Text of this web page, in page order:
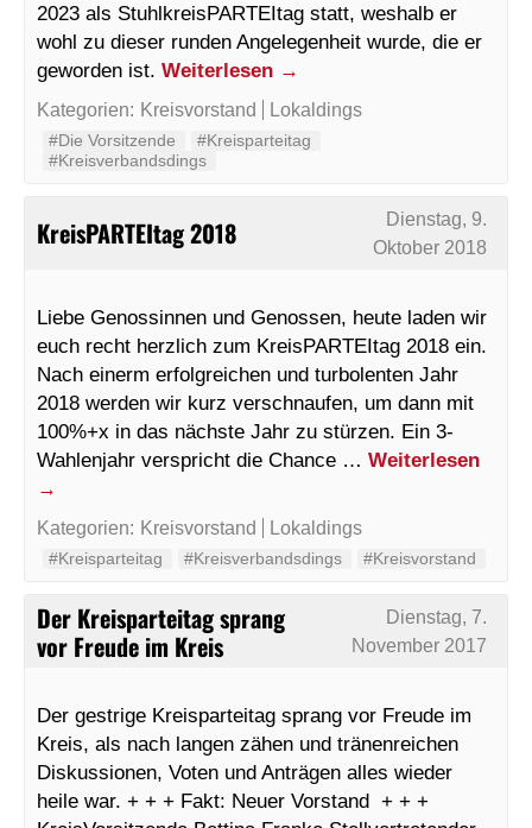
2023 als StuhlkreisPARTEItag statt, weshalb er
wohl zu dieser runden Angelegenheit wurde, die er
geworden ist. Weiterlesen →
Kategorien: Kreisvorstand Lokaldings
#Die Vorsitzende
#Kreisparteitag
#Kreisverbandsdings
KreisPARTEItag 2018
Dienstag, 9.
Oktober 2018
Liebe Genossinnen und Genossen, heute laden wir
euch recht herzlich zum KreisPARTEItag 2018 ein.
Nach einerm erfolgreichen und turbolenten Jahr
2018 werden wir kurz verschnaufen, um dann mit
100%+x in das nächste Jahr zu stürzen. Ein 3-
Wahlenjahr verspricht die Chance … Weiterlesen
→
Kategorien: Kreisvorstand Lokaldings
#Kreisparteitag #Kreisverbandsdings #Kreisvorstand
Der Kreisparteitag sprang
vor Freude im Kreis
Dienstag, 7.
November 2017
Der gestrige Kreisparteitag sprang vor Freude im
Kreis, als nach langen zähen und tränenreichen
Diskussionen, Voten und Anträgen alles wieder
heile war. + + + Fakt: Neuer Vorstand + + +